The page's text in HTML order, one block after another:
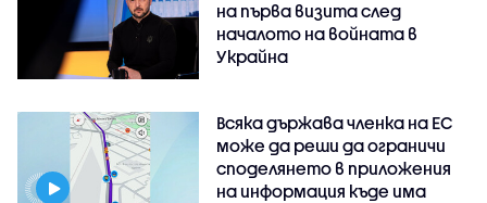
на първа визита след
началото на войната в
Украйна
Всяка държава членка на ЕС
може да реши да ограничи
споделянето в приложения
на информация къде има